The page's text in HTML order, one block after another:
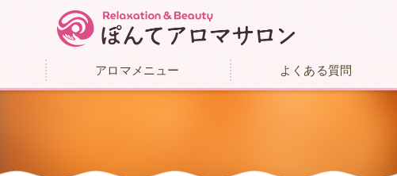
アロマメニュー よくある質問